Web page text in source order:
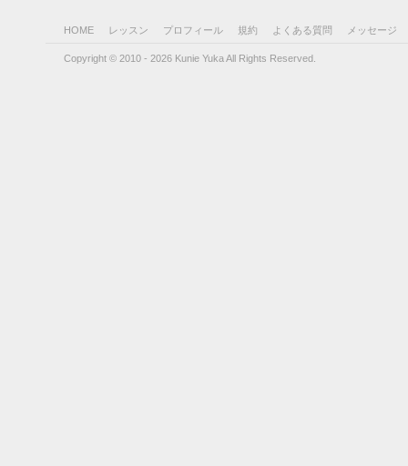
HOME レッスン プロフィール 規約 よくある質問 メッセージ
Copyright © 2010 - 2026 Kunie Yuka All Rights Reserved.